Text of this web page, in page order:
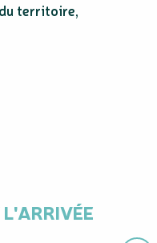
territoire,
L'ARRIVÉE